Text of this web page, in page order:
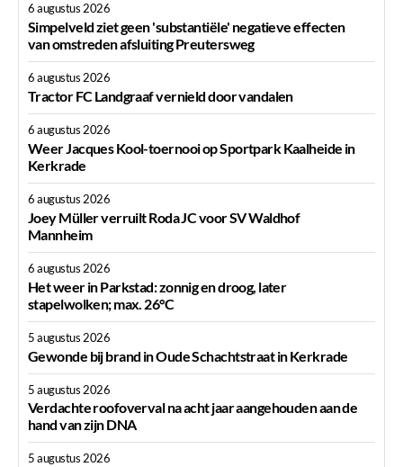
6 augustus 2026
Simpelveld ziet geen 'substantiële' negatieve effecten
van omstreden afsluiting Preutersweg
6 augustus 2026
Tractor FC Landgraaf vernield door vandalen
6 augustus 2026
Weer Jacques Kool-toernooi op Sportpark Kaalheide in
Kerkrade
6 augustus 2026
Joey Müller verruilt Roda JC voor SV Waldhof
Mannheim
6 augustus 2026
Het weer in Parkstad: zonnig en droog, later
stapelwolken; max. 26°C
5 augustus 2026
Gewonde bij brand in Oude Schachtstraat in Kerkrade
5 augustus 2026
Verdachte roofoverval na acht jaar aangehouden aan de
hand van zijn DNA
5 augustus 2026